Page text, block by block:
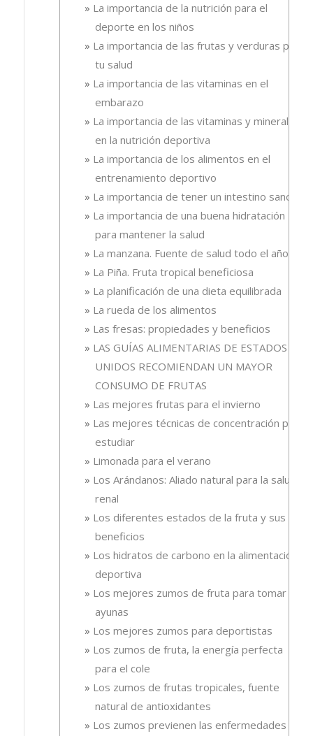
La importancia de la nutrición para el
deporte en los niños
La importancia de las frutas y verduras para
tu salud
La importancia de las vitaminas en el
embarazo
La importancia de las vitaminas y minerales
en la nutrición deportiva
La importancia de los alimentos en el
entrenamiento deportivo
La importancia de tener un intestino sano
La importancia de una buena hidratación
para mantener la salud
La manzana. Fuente de salud todo el año
La Piña. Fruta tropical beneficiosa
La planificación de una dieta equilibrada
La rueda de los alimentos
Las fresas: propiedades y beneficios
LAS GUÍAS ALIMENTARIAS DE ESTADOS
UNIDOS RECOMIENDAN UN MAYOR
CONSUMO DE FRUTAS
Las mejores frutas para el invierno
Las mejores técnicas de concentración para
estudiar
Limonada para el verano
Los Arándanos: Aliado natural para la salud
renal
Los diferentes estados de la fruta y sus
beneficios
Los hidratos de carbono en la alimentación
deportiva
Los mejores zumos de fruta para tomar en
ayunas
Los mejores zumos para deportistas
Los zumos de fruta, la energía perfecta
para el cole
Los zumos de frutas tropicales, fuente
natural de antioxidantes
Los zumos previenen las enfermedades